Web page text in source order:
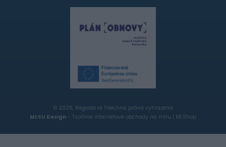
© 2026, Regada.sk Všechna práva vyhrazena
MI:SU Design - Tvoříme internetové obchody na míru | MI:Shop